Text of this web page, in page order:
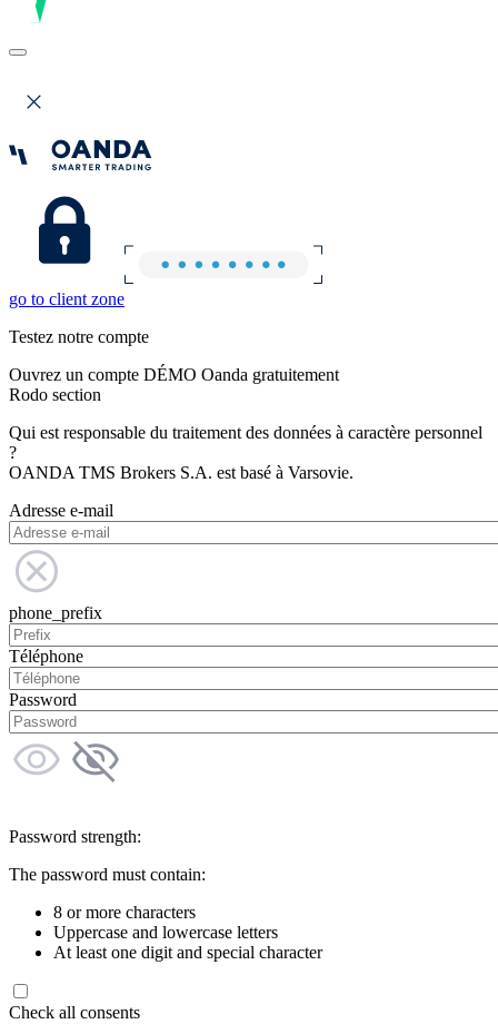
go to client zone
Testez notre compte
Ouvrez un compte DÉMO Oanda gratuitement
Rodo section
Qui est responsable du traitement des données à caractère personnel
?
OANDA TMS Brokers S.A. est basé à Varsovie.
Adresse e-mail
phone_prefix
Téléphone
Password
Password strength:
The password must contain:
8 or more characters
Uppercase and lowercase letters
At least one digit and special character
Check all consents